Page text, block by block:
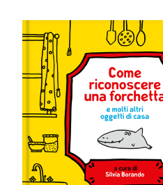
Come
una forchetta
Silvia Borando
Nelle nostre case ci sono
oggetti, ma è possibile
un primo sguardo? Una
distinguere i più comuni
una volta per tutte… O no?
SCHEDA LIBRO